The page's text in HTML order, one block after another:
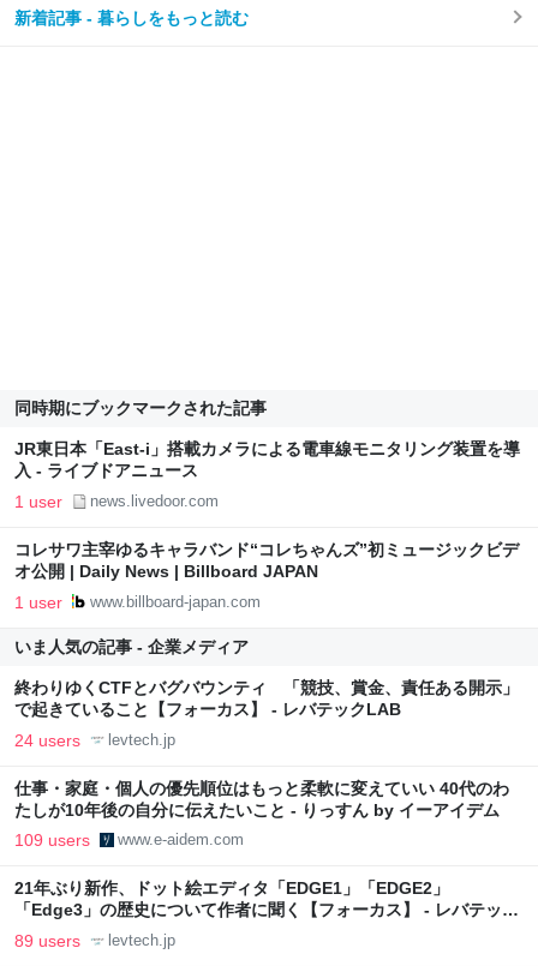
新着記事 - 暮らしをもっと読む
同時期にブックマークされた記事
JR東日本「East-i」搭載カメラによる電車線モニタリング装置を導
入 - ライブドアニュース
1 user news.livedoor.com
コレサワ主宰ゆるキャラバンド“コレちゃんズ”初ミュージックビデ
オ公開 | Daily News | Billboard JAPAN
1 user www.billboard-japan.com
いま人気の記事 - 企業メディア
終わりゆくCTFとバグバウンティ 「競技、賞金、責任ある開示」
で起きていること【フォーカス】 - レバテックLAB
24 users levtech.jp
仕事・家庭・個人の優先順位はもっと柔軟に変えていい 40代のわ
たしが10年後の自分に伝えたいこと - りっすん by イーアイデム
109 users www.e-aidem.com
21年ぶり新作、ドット絵エディタ「EDGE1」「EDGE2」
「Edge3」の歴史について作者に聞く【フォーカス】 - レバテック
LAB
89 users levtech.jp